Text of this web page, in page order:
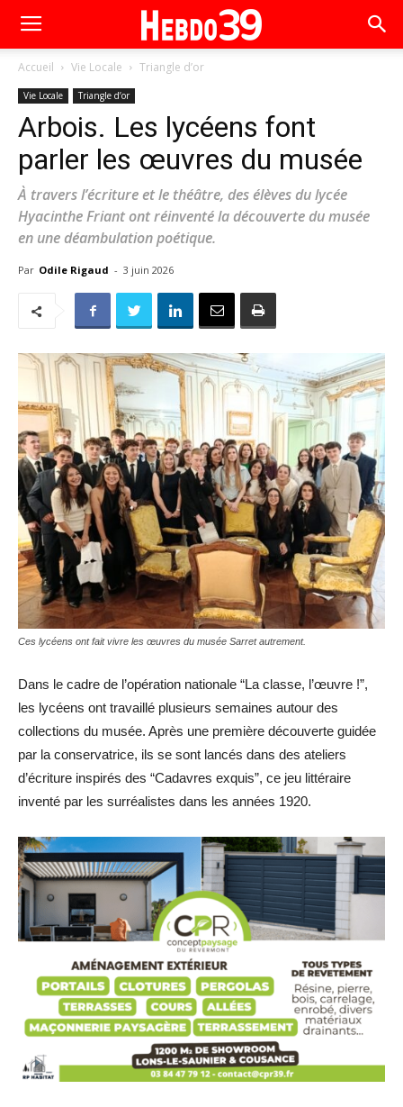
Accueil Vie Locale Triangle d’or
Vie Locale Triangle d’or
Arbois. Les lycéens font
parler les œuvres du musée
À travers l’écriture et le théâtre, des élèves du lycée
Hyacinthe Friant ont réinventé la découverte du musée
en une déambulation poétique.
Par Odile Rigaud - 3 juin 2026
Ces lycéens ont fait vivre les œuvres du musée Sarret autrement.
Dans le cadre de l’opération nationale “La classe, l’œuvre !”,
les lycéens ont travaillé plusieurs semaines autour des
collections du musée. Après une première découverte guidée
par la conservatrice, ils se sont lancés dans des ateliers
d’écriture inspirés des “Cadavres exquis”, ce jeu littéraire
inventé par les surréalistes dans les années 1920.